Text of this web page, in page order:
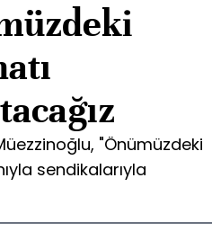
"Önümüzdeki
sendikalarıyla